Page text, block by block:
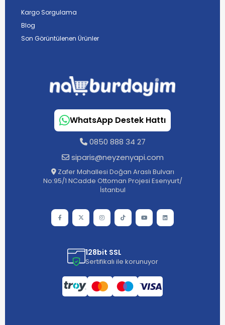
Kargo Sorgulama
Blog
Son Görüntülenen Ürünler
WhatsApp Destek Hattı
0850 888 34 27
siparis@neyzenyapi.com
Zafer Mahallesi Doğan Araslı Bulvarı
No:95/1 NCadde Ottoman Projesi Esenyurt/
İstanbul
128bit SSL
Sertifikalı ile korunuyor